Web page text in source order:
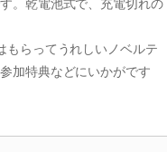
もらってうれしいノベルテ
加特典などにいかがです